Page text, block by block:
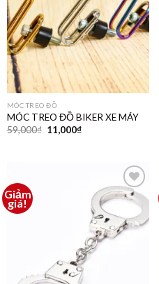
MÓC TREO ĐỒ
MÓC TREO ĐỒ BIKER XE MÁY
59,000₫ 11,000₫
Giảm
giá!
Thêm
vào
yêu
thích